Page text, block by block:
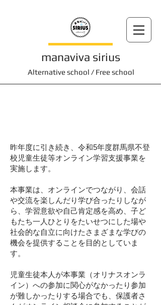
manaviva sirius
Alternative school / Free school
昨年度に引き続き、令和5年度群馬県不登
校児童生徒等オンライン学習支援事業を
実施します。
本事業は、オンラインでつながり、会話
や交流を楽しんだり学び合ったりしなが
ら、学習意欲や自己肯定感を高め、子ど
もたち一人ひとりをたいせつにした場や
社会的な自立に向けたさまざまな学びの
機会を提供することを目的としていま
す。
児童生徒本人が本事業（オリナスオンラ
イン）への参加に関心がなかったり参加
が難しかったりする場合でも、保護者さ